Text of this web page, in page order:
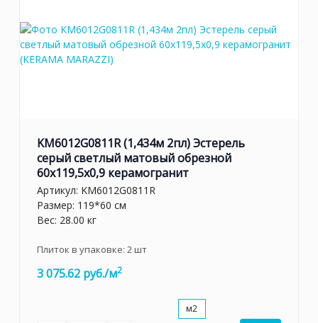
KM6012G0811R (1,434м 2пл) Эстерель
серый светлый матовый обрезной
60x119,5x0,9 керамогранит
Артикул: KM6012G0811R
Размер: 119*60 см
Вес: 28.00 кг
Плиток в упаковке: 2шт
3 075.62 руб./м2
м2